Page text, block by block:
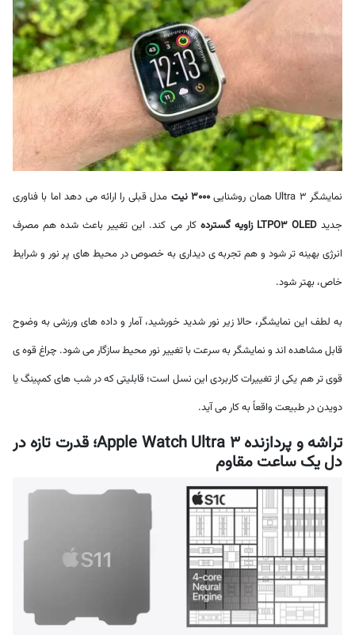
نمایشگر Ultra 3 همان روشنایی 3000 نیت
مدل قبلی را ارائه می دهد اما با فناوری
جدیدLTPO3 OLED زاویه گسترده
کار می کند. این تغییر باعث شده هم مصرف
انرژی بهینه تر شود و هم تجربه ی دیداری به خصوص در محیط های پر نور و شرایط
خاص، بهتر شود.
به لطف این نمایشگر، حالا زیر نور شدید خورشید، آمار و داده های ورزشی به وضوح
قابل مشاهده اند و نمایشگر به سرعت با تغییر نور محیط سازگار می شود. چراغ قوه ی
قوی تر هم یکی از تغییرات کاربردی این نسل است؛ قابلیتی که در شب های کمپینگ یا
دویدن در طبیعت واقعاً به کار می آید.
تراشه و پردازنده Apple Watch Ultra 3؛ قدرت تازه در
دل یک ساعت مقاوم